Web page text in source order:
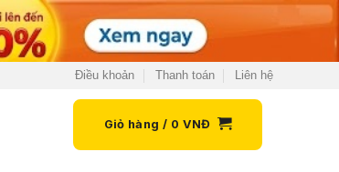
Điều khoản Thanh toán Liên hệ
Giỏ hàng / 0 VNĐ